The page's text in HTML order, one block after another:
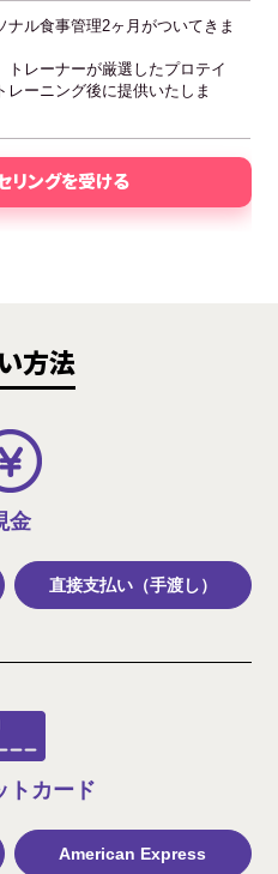
ナル食事管理2ヶ月がついてきま
トレーナーが厳選したプロテイ
レーニング後に提供いたしま
リングを受ける
方法
金
直接支払い（手渡し）
ト カード
American Express